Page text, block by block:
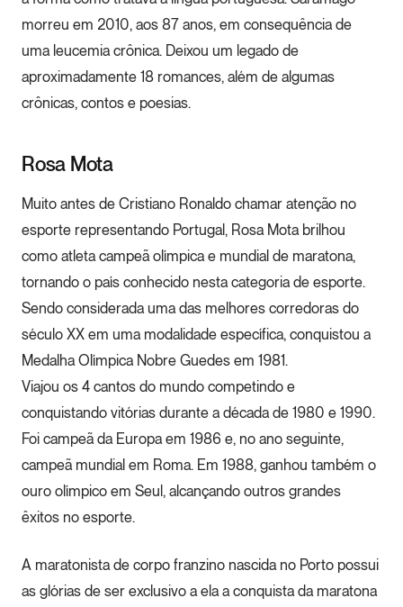
morreu em 2010, aos 87 anos, em consequência de
uma leucemia crônica. Deixou um legado de
aproximadamente 18 romances, além de algumas
crônicas, contos e poesias.
Rosa Mota
Muito antes de Cristiano Ronaldo chamar atenção no
esporte representando Portugal, Rosa Mota brilhou
como atleta campeã olímpica e mundial de maratona,
tornando o país conhecido nesta categoria de esporte.
Sendo considerada uma das melhores corredoras do
século XX em uma modalidade específica, conquistou a
Medalha Olímpica Nobre Guedes em 1981.
Viajou os 4 cantos do mundo competindo e
conquistando vitórias durante a década de 1980 e 1990.
Foi campeã da Europa em 1986 e, no ano seguinte,
campeã mundial em Roma. Em 1988, ganhou também o
ouro olímpico em Seul, alcançando outros grandes
êxitos no esporte.
A maratonista de corpo franzino nascida no Porto possui
as glórias de ser exclusivo a ela a conquista da maratona